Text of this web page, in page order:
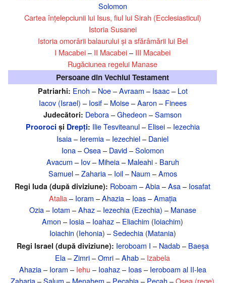
Solomon
Cartea înțelepciunii lui Isus, fiul lui Sirah (Ecclesiasticul)
Istoria Susanei
Istoria omorârii balaurului și a sfărâmării lui Bel
I Macabei– II Macabei– III Macabei
Rugăciunea regelui Manase
Persoane din Vechiul Testament
Patriarhi: Enoh – Noe–Avraam – Isaac– Lot
Iacov (Israel) – Iosif– Moise–Aaron – Finees
Judecători: Debora–Ghedeon –Samson
Prooroci și Drepți: Ilie Tesviteanul– Elisei– Iezechia
Isaia– Ieremia– Iezechiel– Daniel
Iona–Osea– David–Solomon
Avacum – Iov– Miheia– Maleahi- Baruh
Samuel–Zaharia– Ioil– Naum –Amos
Regi Iuda (după diviziune): Roboam –Abia–Asa– Iosafat
Atalia – Ioram –Ahazia– Ioas–Amația
Ozia– Iotam –Ahaz– Iezechia (Ezechia) – Manase
Amon – Iosia– Ioahaz– Eliachim (Ioiachim)
Ioiachin (Iehonia) –Sedechia(Matania)
Regi Israel (după diviziune): Ieroboam I – Nadab– Baeșa
Ela–Zimri–Omri–Ahab– Izabela
Ahazia– Ioram – Iehu – Ioahaz– Ioas– Ieroboam al II-lea
Zaharia –Șalum – Menahem – Pecahia – Pecah –Osea (rege)